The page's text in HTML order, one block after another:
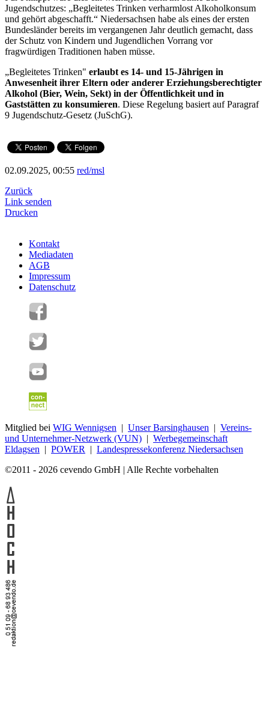
Jugendschutzes: „Begleitetes Trinken verharmlost Alkoholkonsum
und gehört abgeschafft.“ Niedersachsen habe als eines der ersten
Bundesländer bereits im vergangenen Jahr deutlich gemacht, dass
der Schutz von Kindern und Jugendlichen Vorrang vor
fragwürdigen Traditionen haben müsse.
„Begleitetes Trinken" erlaubt es 14- und 15-Jährigen in
Anwesenheit ihrer Eltern oder anderer Erziehungsberechtigter
Alkohol (Bier, Wein, Sekt) in der Öffentlichkeit und in
Gaststätten zu konsumieren. Diese Regelung basiert auf Paragraf
9 Jugendschutz-Gesetz (JuSchG).
02.09.2025, 00:55 red/msl
Zurück
Link senden
Drucken
Kontakt
Mediadaten
AGB
Impressum
Datenschutz
Mitglied bei WIG Wennigsen | Unser Barsinghausen | Vereins-
und Unternehmer-Netzwerk (VUN) | Werbegemeinschaft
Eldagsen | POWER | Landespressekonferenz Niedersachsen
©2011 - 2026 cevendo GmbH | Alle Rechte vorbehalten